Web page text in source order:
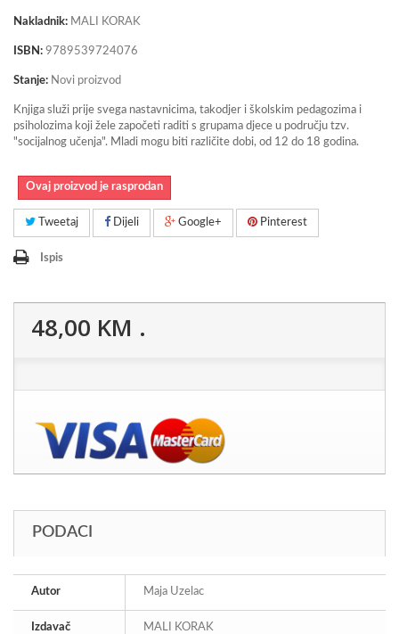
Nakladnik: MALI KORAK
ISBN: 9789539724076
Stanje: Novi proizvod
Knjiga služi prije svega nastavnicima, takodjer i školskim pedagozima i
psiholozima koji žele započeti raditi s grupama djece u području tzv.
"socijalnog učenja". Mladi mogu biti različite dobi, od 12 do 18 godina.
Ovaj proizvod je rasprodan
Tweetaj Dijeli Google+ Pinterest
Ispis
48,00 KM .
PODACI
Autor Maja Uzelac
Izdavač MALI KORAK